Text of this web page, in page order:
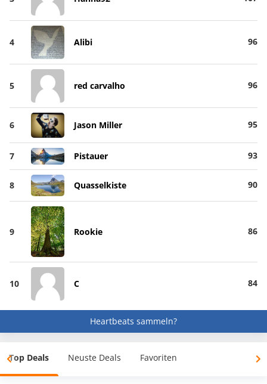
4 Alibi 96
5 red carvalho 96
6 Jason Miller 95
7 Pistauer 93
8 Quasselkiste 90
9 Rookie 86
10 C 84
Heartbeats sammeln?
Top Deals Neuste Deals Favoriten